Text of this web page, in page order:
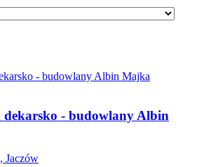
- budowlany Albin
Jaczów